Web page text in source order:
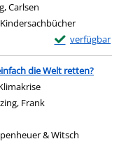
Carlsen
Kindersachbücher
verfügbar
Exemplar-Details
Zum Download
die Welt retten?
Frank
& Witsch